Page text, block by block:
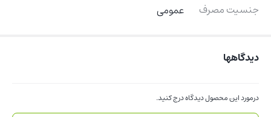
جنسیت مصرف
عمومی
دیدگاهها
درمورد این محصول دیدگاه درج کنید.